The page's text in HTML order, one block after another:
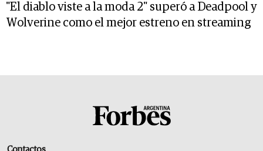
"El diablo viste a la moda 2" superó a Deadpool y
Wolverine como el mejor estreno en streaming